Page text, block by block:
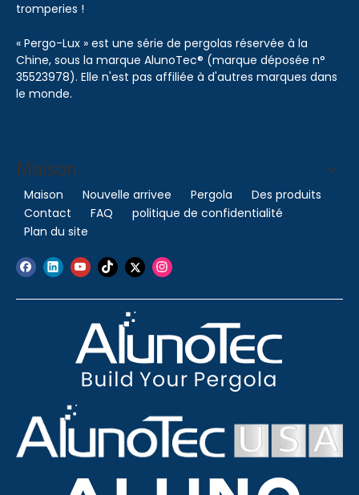
tromperies !
« Pergo-Lux » est une série de pergolas réservée à la
Chine, sous la marque AlunoTec® (marque déposée n°
35523978). Elle n'est pas affiliée à d'autres marques dans
le monde.
Maison
Maison Nouvelle arrivee Pergola
Des produits
Contact
FAQ
politique de confidentialité
Plan du site